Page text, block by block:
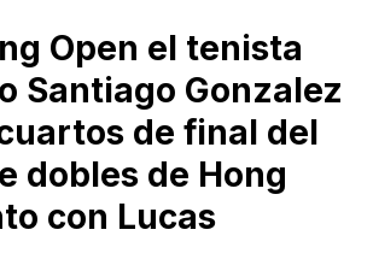
Open el tenista
Santiago Gonzalez
de final del
dobles de Hong
con Lucas